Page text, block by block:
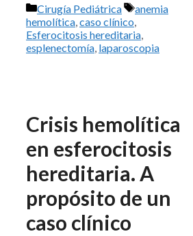
Categorías
Cirugía Pediátrica Etiquetas
anemia
hemolítica caso clínico
Esferocitosis hereditaria
esplenectomía laparoscopia
Crisis hemolítica
en esferocitosis
hereditaria. A
propósito de un
caso clínico